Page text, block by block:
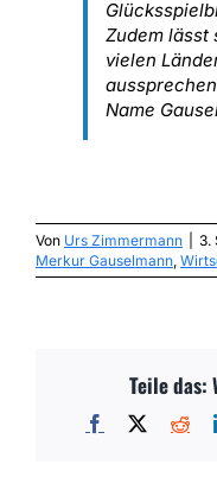
Zudem lässt
vielen
Name
Von Urs Zimmermann 3.
Merkur Gauselmann,
Teile das:
Facebook